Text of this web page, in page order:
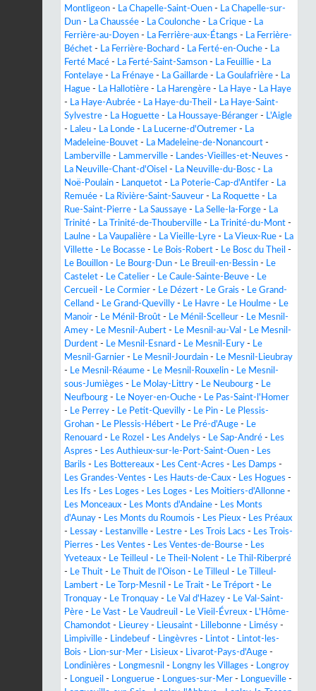
Montligeon - La Chapelle-Saint-Ouen - La Chapelle-sur-
Dun - La Chaussée - La Coulonche - La Crique - La
Ferrière-au-Doyen - La Ferrière-aux-Étangs - La Ferrière-
Béchet - La Ferrière-Bochard - La Ferté-en-Ouche - La
Ferté Macé - La Ferté-Saint-Samson - La Feuillie - La
Fontelaye - La Frénaye - La Gaillarde - La Goulafrière - La
Hague - La Hallotière - La Harengère - La Haye - La Haye
- La Haye-Aubrée - La Haye-du-Theil - La Haye-Saint-
Sylvestre - La Hoguette - La Houssaye-Béranger - L'Aigle
- Laleu - La Londe - La Lucerne-d'Outremer - La
Madeleine-Bouvet - La Madeleine-de-Nonancourt -
Lamberville - Lammerville - Landes-Vieilles-et-Neuves -
La Neuville-Chant-d'Oisel - La Neuville-du-Bosc - La
Noë-Poulain - Lanquetot - La Poterie-Cap-d'Antifer - La
Remuée - La Rivière-Saint-Sauveur - La Roquette - La
Rue-Saint-Pierre - La Saussaye - La Selle-la-Forge - La
Trinité - La Trinité-de-Thouberville - La Trinité-du-Mont -
Laulne - La Vaupalière - La Vieille-Lyre - La Vieux-Rue - La
Villette - Le Bocasse - Le Bois-Robert - Le Bosc du Theil -
Le Bouillon - Le Bourg-Dun - Le Breuil-en-Bessin - Le
Castelet - Le Catelier - Le Caule-Sainte-Beuve - Le
Cercueil - Le Cormier - Le Dézert - Le Grais - Le Grand-
Celland - Le Grand-Quevilly - Le Havre - Le Houlme - Le
Manoir - Le Ménil-Broût - Le Ménil-Scelleur - Le Mesnil-
Amey - Le Mesnil-Aubert - Le Mesnil-au-Val - Le Mesnil-
Durdent - Le Mesnil-Esnard - Le Mesnil-Eury - Le
Mesnil-Garnier - Le Mesnil-Jourdain - Le Mesnil-Lieubray
- Le Mesnil-Réaume - Le Mesnil-Rouxelin - Le Mesnil-
sous-Jumièges - Le Molay-Littry - Le Neubourg - Le
Neufbourg - Le Noyer-en-Ouche - Le Pas-Saint-l'Homer
- Le Perrey - Le Petit-Quevilly - Le Pin - Le Plessis-
Grohan - Le Plessis-Hébert - Le Pré-d'Auge - Le
Renouard - Le Rozel - Les Andelys - Le Sap-André - Les
Aspres - Les Authieux-sur-le-Port-Saint-Ouen - Les
Barils - Les Bottereaux - Les Cent-Acres - Les Damps -
Les Grandes-Ventes - Les Hauts-de-Caux - Les Hogues -
Les Ifs - Les Loges - Les Loges - Les Moitiers-d'Allonne -
Les Monceaux - Les Monts d'Andaine - Les Monts
d'Aunay - Les Monts du Roumois - Les Pieux - Les Préaux
- Lessay - Lestanville - Lestre - Les Trois Lacs - Les Trois-
Pierres - Les Ventes - Les Ventes-de-Bourse - Les
Yveteaux - Le Teilleul - Le Theil-Nolent - Le Thil-Riberpré
- Le Thuit - Le Thuit de l'Oison - Le Tilleul - Le Tilleul-
Lambert - Le Torp-Mesnil - Le Trait - Le Tréport - Le
Tronquay - Le Tronquay - Le Val d'Hazey - Le Val-Saint-
Père - Le Vast - Le Vaudreuil - Le Vieil-Évreux - L'Hôme-
Chamondot - Lieurey - Lieusaint - Lillebonne - Limésy -
Limpiville - Lindebeuf - Lingèvres - Lintot - Lintot-les-
Bois - Lion-sur-Mer - Lisieux - Livarot-Pays-d'Auge -
Londinières - Longmesnil - Longny les Villages - Longroy
- Longueil - Longuerue - Longues-sur-Mer - Longueville -